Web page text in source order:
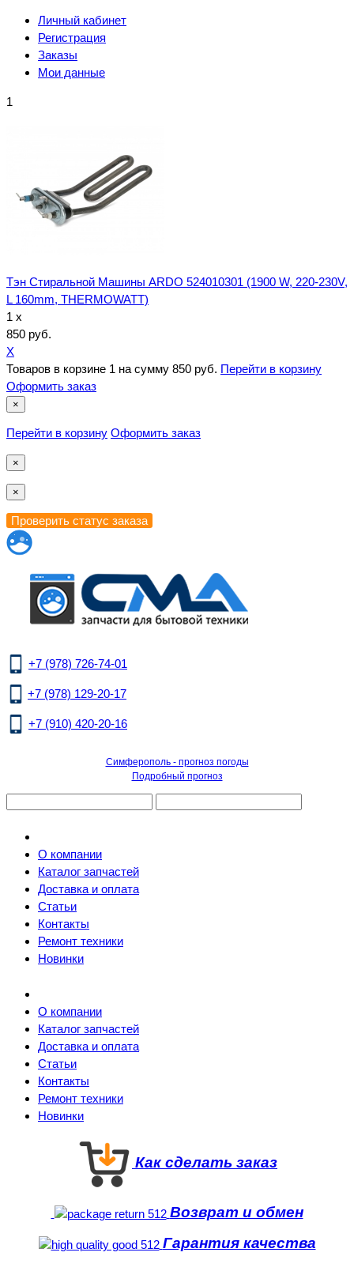
Личный кабинет
Регистрация
Заказы
Мои данные
1
Тэн Стиральной Машины ARDO 524010301 (1900 W, 220-230V,
L 160mm, THERMOWATT)
1 x
850 руб.
X
Товаров в корзине 1 на сумму 850 руб. Перейти в корзину
Оформить заказ
×
Перейти в корзину Оформить заказ
×
×
+7 (978) 726-74-01
+7 (978) 129-20-17
+7 (910) 420-20-16
Симферополь - прогноз погоды
Подробный прогноз
О компании
Каталог запчастей
Доставка и оплата
Статьи
Контакты
Ремонт техники
Новинки
О компании
Каталог запчастей
Доставка и оплата
Статьи
Контакты
Ремонт техники
Новинки
Как сделать заказ
Возврат и обмен
Гарантия качества